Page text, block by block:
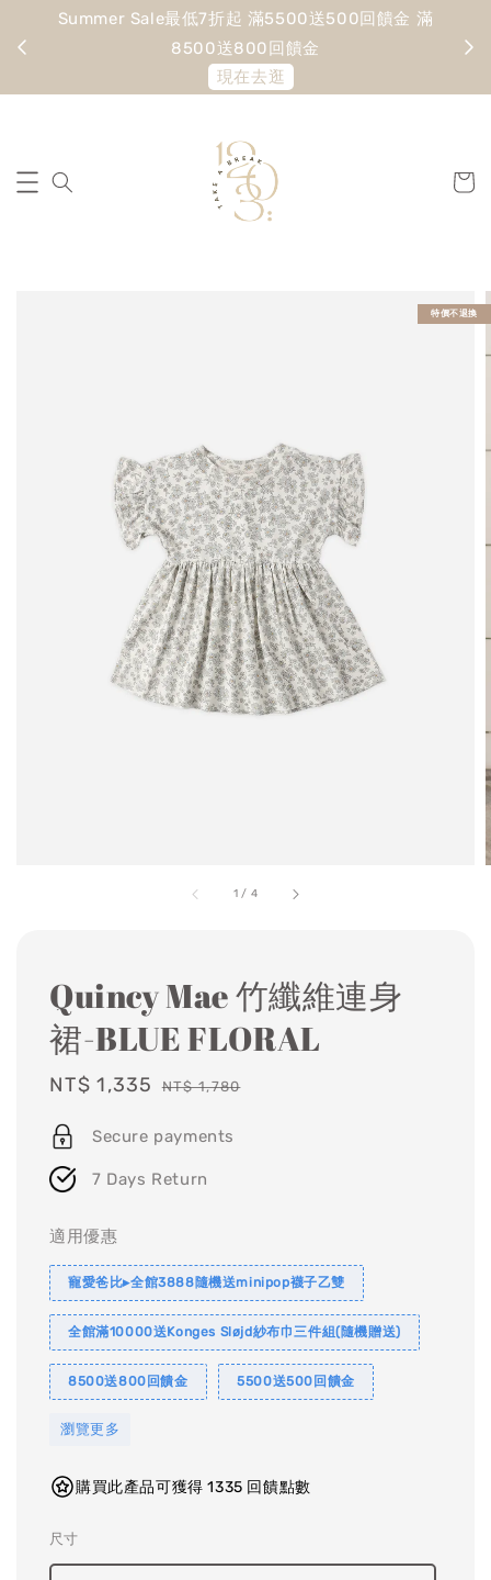
Summer Sale最低7折起 滿5500送500回饋金 滿
8500送800回饋金
現在去逛
1 / 4
特價不退換
Quincy Mae 竹纖維連身
裙-BLUE FLORAL
Sale
NT$ 1,335 Regular
NT$ 1,780
Secure payments
7 Days Return
適用優惠
寵愛爸比▸全館3888隨機送minipop襪子乙雙
全館滿10000送Konges Sløjd紗布巾三件組(隨機贈送)
8500送800回饋金 5500送500回饋金
瀏覽更多
購買此產品可獲得 1335 回饋點數
尺寸